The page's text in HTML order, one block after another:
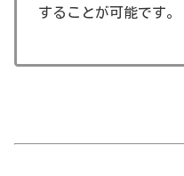
することが可能です。